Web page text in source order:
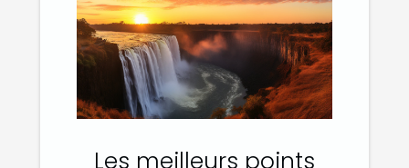
Les meilleurs points